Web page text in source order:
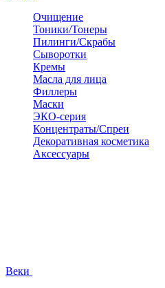
Очищение
Тоники/Тонеры
Пилинги/Скрабы
Сыворотки
Кремы
Масла для лица
Филлеры
Маски
ЭКО-серия
Концентраты/Спреи
Декоративная косметика
Аксессуары
Веки